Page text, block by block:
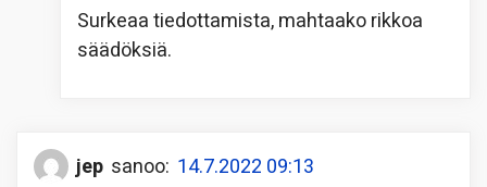
Surkeaa tiedottamista, mahtaako rikkoa
säädöksiä.
jep sanoo: 14.7.2022 09:13